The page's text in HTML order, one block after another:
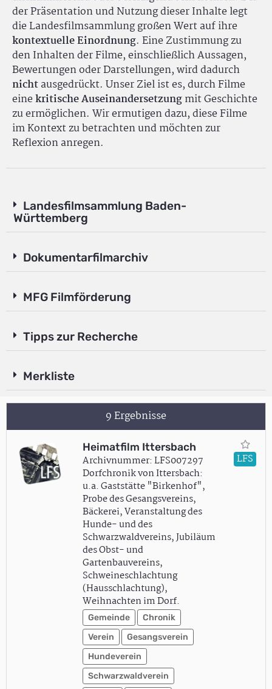
der Präsentation und Nutzung dieser Inhalte legt
die Landesfilmsammlung großen Wert auf ihre
kontextuelle Einordnung. Eine Zustimmung zu
den Inhalten der Filme, einschließlich Aussagen,
Bewertungen oder Darstellungen, wird dadurch
nichtausgedrückt. Unser Ziel ist es, durch Filme
einekritische Auseinandersetzungmit Geschichte
zu ermöglichen. Wir ermutigen dazu, diese Filme
im Kontext zu betrachten und möchten zur
Reflexion anregen.
Landesfilmsammlung Baden-
Württemberg
Dokumentarfilmarchiv
MFG Filmförderung
Tipps zur Recherche
Merkliste
9 Ergebnisse
Heimatfilm Ittersbach
Archivnummer: LFS007297
Dorfchronik von Ittersbach:
u.a. Gaststätte "Birkenhof",
Probe des Gesangsvereins,
Bäckerei, Veranstaltung des
Hunde- und des
Schwarzwaldvereins, Jubiläum
des Obst- und
Gartenbauvereins,
Schweineschlachtung
(Hausschlachtung),
Weihnachten im Dorf.
Gemeinde
Chronik
Verein
Gesangsverein
Hundeverein
Schwarzwaldverein
LFS